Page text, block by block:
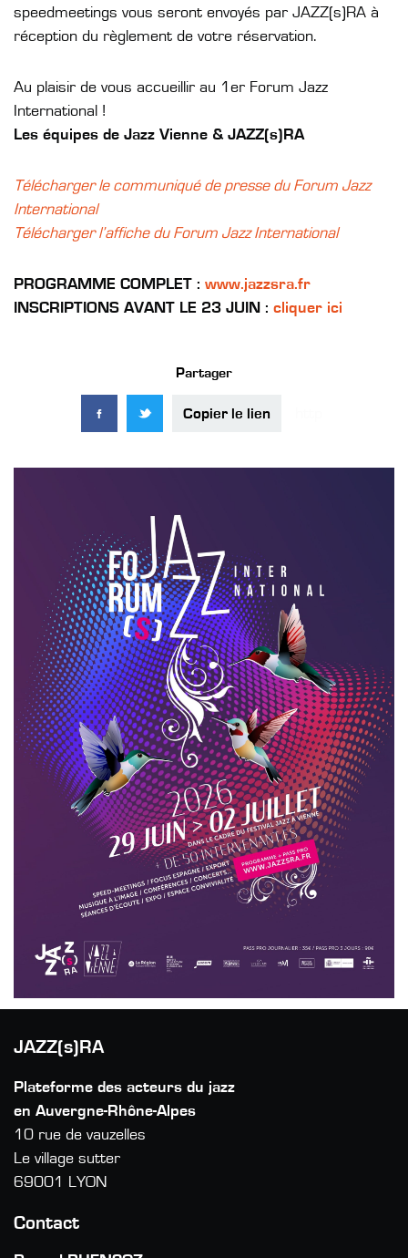
speedmeetings vous seront envoyés par JAZZ(s)RA à
réception du règlement de votre réservation.
Au plaisir de vous accueillir au 1 er Forum Jazz
International !
Les équipes de Jazz Vienne & JAZZ(s)RA
Télécharger le communiqué de presse du Forum Jazz
International
Télécharger l’affiche du Forum Jazz International
PROGRAMME COMPLET : www.jazzsra.fr
INSCRIPTIONS AVANT LE 23 JUIN : cliquer ici
Partager
Copier le lien
JAZZ(s)RA
Plateforme des acteurs du jazz
en Auvergne-Rhône-Alpes
10 rue de vauzelles
Le village sutter
69001 LYON
Contact